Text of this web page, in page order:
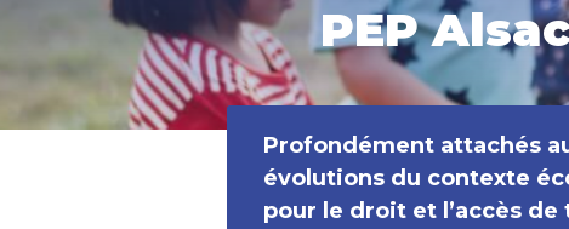
PEP
Vous êtes ici :
Accueil
Qui sommes-nous ?
Nos missions
Profondément attachés
évolutions du contexte
pour le droit et l’accès de